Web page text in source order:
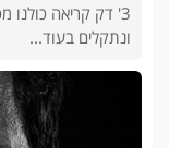
3' דק קריאה כולנו
ונתקלים בעוד...